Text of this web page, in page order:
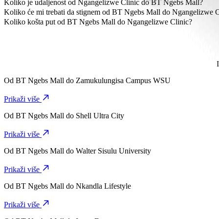
Najpovoljniji način putovanja od BT Ngebs Mall do Ngangelizwe
Koliko je udaljenost od Ngangelizwe Clinic do BT Ngebs Mall?
Ngangelizwe Clinic je približno 2,3 km od BT Ngebs Mall.
Koliko će mi trebati da stignem od BT Ngebs Mall do Ngangelizwe
Potrebno je oko 7 min da stigneš od BT Ngebs Mall do Ngangelizwe
Koliko košta put od BT Ngebs Mall do Ngangelizwe Clinic?
Od BT Ngebs Mall do Zamukulungisa Campus WSU
Prikaži više
Od BT Ngebs Mall do Shell Ultra City
Prikaži više
Od BT Ngebs Mall do Walter Sisulu University
Prikaži više
Od BT Ngebs Mall do Nkandla Lifestyle
Prikaži više